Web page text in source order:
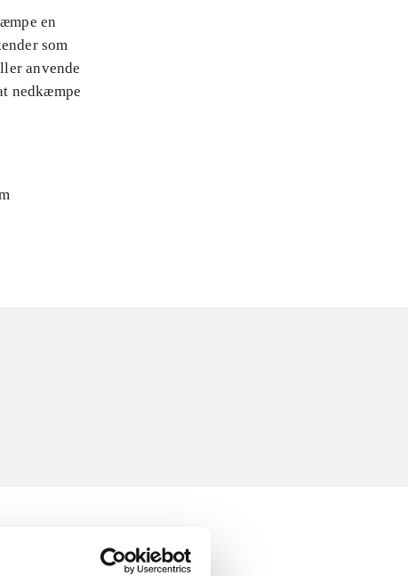
en
som
anvende
nedkæmpe